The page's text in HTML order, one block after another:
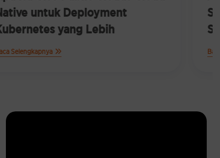
Solusi Kubernetes yang Lebih
Sederhana untuk Bisnis
Baca Selengkapnya